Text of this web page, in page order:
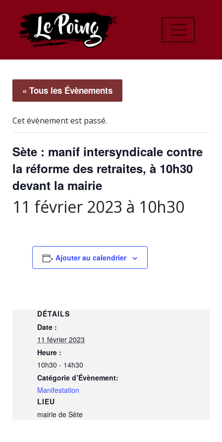
« Tous les Évènements
Cet évènement est passé.
Sète : manif intersyndicale contre
la réforme des retraites, à 10h30
devant la mairie
11 février 2023 à 10h30
Ajouter au calendrier
DÉTAILS
Date :
11 février 2023
Heure :
10h30 - 14h30
Catégorie d’Évènement:
Manifestation
LIEU
mairie de Sète